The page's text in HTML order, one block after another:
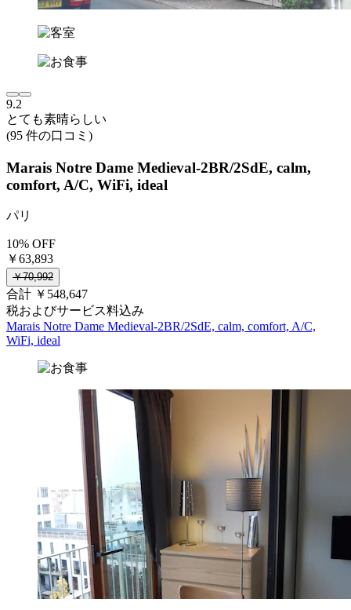
9.2
とても素晴らしい
(95 件の口コミ)
Marais Notre Dame Medieval-2BR/2SdE, calm,
comfort, A/C, WiFi, ideal
パリ
10% OFF
￥63,893
￥70,992
合計 ￥548,647
税およびサービス料込み
Marais Notre Dame Medieval-2BR/2SdE, calm, comfort, A/C,
WiFi, ideal